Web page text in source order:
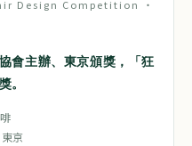
Design Competition ‧
會主辦、東京頒獎，「狂
。
京